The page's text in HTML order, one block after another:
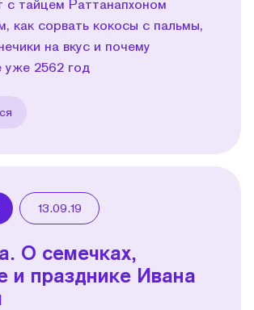
с тайцем Раттанапхоном
как сорвать кокосы с пальмы,
на вкус и почему
уже 2562 год
13.09.19
О семечках,
и празднике Ивана